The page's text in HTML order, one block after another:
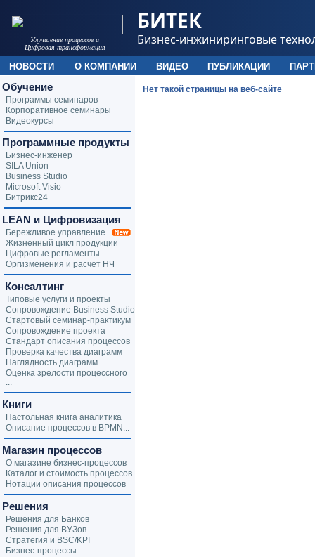
Нет такой страницы на веб-сайте
Обучение
Программы семинаров
Корпоративное семинары
Видеокурсы
Программные продукты
Бизнес-инженер
SILA Union
Business Studio
Microsoft Visio
Битрикс24
LEAN и Цифровизация
Бережливое управление
Жизненный цикл продукции
Цифровые регламенты
Оргизменения и расчет НЧ
Консалтинг
Типовые услуги и проекты
Сопровождение Business Studio
Стартовый семинар-практикум
Сопровождение проекта
Стандарт описания процессов
Проверка качества диаграмм
Наглядность диаграмм
Оценка зрелости процессного
...
Книги
Настольная книга аналитика
Описание процессов в BPMN...
Магазин процессов
О магазине бизнес-процессов
Каталог и стоимость процессов
Нотации описания процессов
Решения
Решения для Банков
Решения для ВУЗов
Стратегия и BSC/KPI
Бизнес-процессы
Улучшение процессов и
Цифровая трансформация
БИТЕК
Бизнес-инжиниринговые
НОВОСТИ О КОМПАНИИ ВИДЕО ПУБЛИКАЦИИ